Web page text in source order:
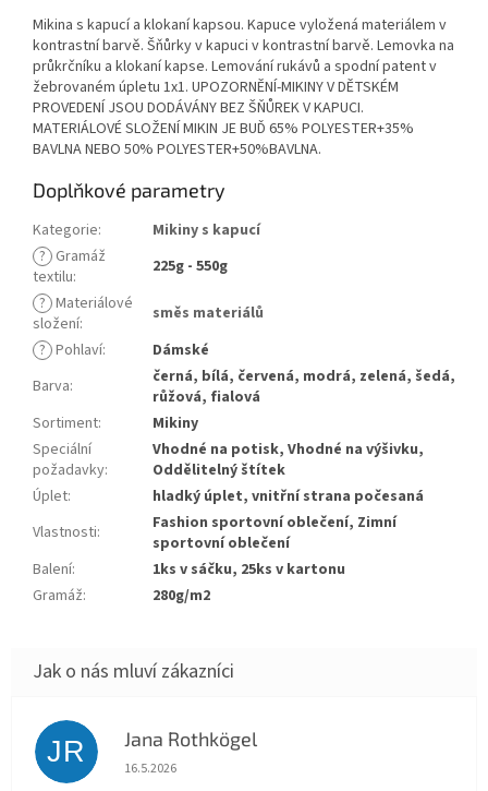
Mikina s kapucí a klokaní kapsou. Kapuce vyložená materiálem v
kontrastní barvě. Šňůrky v kapuci v kontrastní barvě. Lemovka na
průkrčníku a klokaní kapse. Lemování rukávů a spodní patent v
žebrovaném úpletu 1x1. UPOZORNĚNÍ-MIKINY V DĚTSKÉM
PROVEDENÍ JSOU DODÁVÁNY BEZ ŠŇŮREK V KAPUCI.
MATERIÁLOVÉ SLOŽENÍ MIKIN JE BUĎ 65% POLYESTER+35%
BAVLNA NEBO 50% POLYESTER+50%BAVLNA.
Doplňkové parametry
Kategorie:
Mikiny s kapucí
? Gramáž
textilu:
225g - 550g
? Materiálové
složení:
směs materiálů
? Pohlaví:
Dámské
Barva:
černá, bílá, červená, modrá, zelená, šedá,
růžová, fialová
Sortiment:
Mikiny
Speciální
požadavky:
Vhodné na potisk, Vhodné na výšivku,
Oddělitelný štítek
Úplet:
hladký úplet, vnitřní strana počesaná
Vlastnosti:
Fashion sportovní oblečení, Zimní
sportovní oblečení
Balení:
1ks v sáčku, 25ks v kartonu
Gramáž: 280g/m2
JR Jana Rothkögel
Hodnocení obchodu je 5 z 5 hvězdiček.
16.5.2026